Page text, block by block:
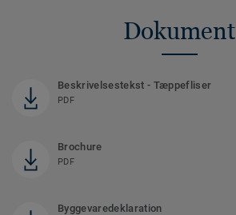
Dokument
Beskrivelsestekst - Tæppefliser
PDF
Brochure
PDF
Byggevaredeklaration